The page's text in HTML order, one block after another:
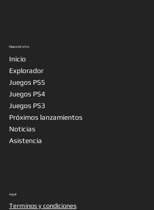
Mapa del sitio
Inicio
Explorador
Juegos PS5
Juegos PS4
Juegos PS3
Próximos lanzamientos
Noticias
Asistencia
Legal
Terminos y condiciones